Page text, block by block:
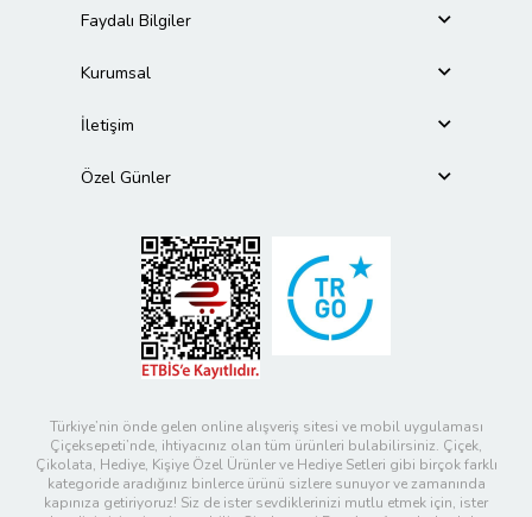
Faydalı Bilgiler
Kurumsal
İletişim
Özel Günler
Türkiye’nin önde gelen online alışveriş sitesi ve mobil uygulaması
Çiçeksepeti’nde, ihtiyacınız olan tüm ürünleri bulabilirsiniz. Çiçek,
Çikolata, Hediye, Kişiye Özel Ürünler ve Hediye Setleri gibi birçok farklı
kategoride aradığınız binlerce ürünü sizlere sunuyor ve zamanında
kapınıza getiriyoruz! Siz de ister sevdiklerinizi mutlu etmek için, ister